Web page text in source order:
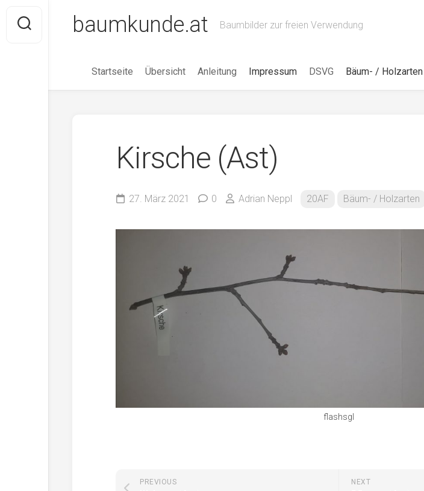
content
baumkunde.at Baumbilder zur freien Verwendung
Startseite Übersicht Anleitung Impressum DSVG Bäum- / Holzarten
Eibe
Esche
Linde
Kirsche (Ast)
27. März 2021 0 Adrian Neppl 20AF Bäum- / Holzarten
flashsgl
NEXT
PREVIOUS